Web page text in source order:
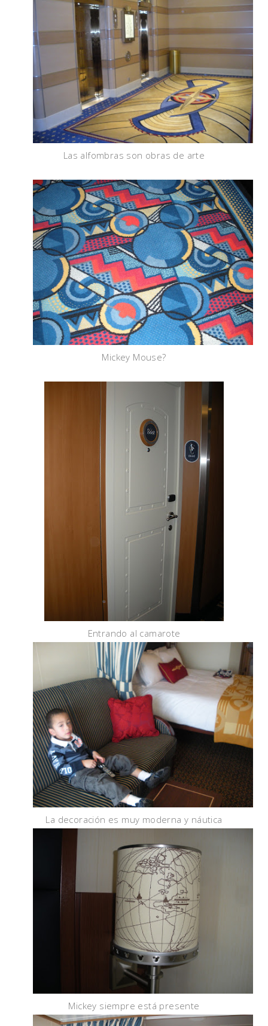
Las alfombras son obras de arte
Mickey Mouse?
Entrando al camarote
La decoración es muy moderna y náutica
Mickey siempre está presente